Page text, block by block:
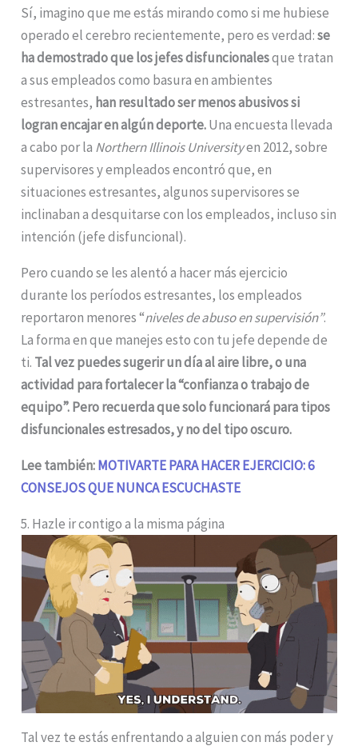
Sí, imagino que me estás mirando como si me hubiese
operado el cerebro recientemente, pero es verdad:se
ha demostrado que los jefes disfuncionalesque tratan
a sus empleados como basura en ambientes
estresantes, han resultado ser menos abusivos si
logran encajar en algún deporte.Una encuesta llevada
a cabo por la Northern Illinois Universityen 2012, sobre
supervisores y empleados encontró que, en
situaciones estresantes, algunos supervisores se
inclinaban a desquitarse con los empleados, incluso sin
intención (jefe disfuncional).
Pero cuando se les alentó a hacer más ejercicio
durante los períodos estresantes, los empleados
reportaron menores “niveles de abuso en supervisión”.
La forma en que manejes esto con tu jefe depende de
ti. Tal vez puedes sugerir un día al aire libre, o una
actividad para fortalecer la “confianza o trabajo de
equipo”. Pero recuerda que solo funcionará para tipos
disfuncionales estresados, y no del tipo oscuro.
Lee también:MOTIVARTE PARA HACER EJERCICIO: 6
CONSEJOS QUE NUNCA ESCUCHASTE
5. Hazle ir contigo a la misma página
Tal vez te estás enfrentando a alguien con más poder y